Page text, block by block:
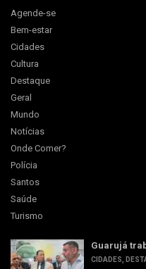
Agende-se
Bem-estar
Cidades
Cultura
Destaque
Geral
Mundo
Notícias
Onde Comer?
Polícia
Santos
Saúde
Turismo
Guarujá
CIDADES